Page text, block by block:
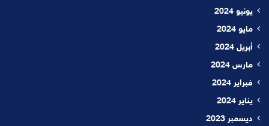
يونيو 2024
مايو 2024
أبريل 2024
مارس 2024
فبراير 2024
يناير 2024
ديسمبر 2023